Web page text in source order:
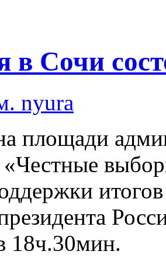
в Сочи
nyura
площади
итогов
18ч.30мин.